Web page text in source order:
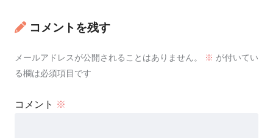
コメントを残す
メールアドレスが公開されることはありません。 ※ が付いてい
る欄は必須項目です
コメント ※